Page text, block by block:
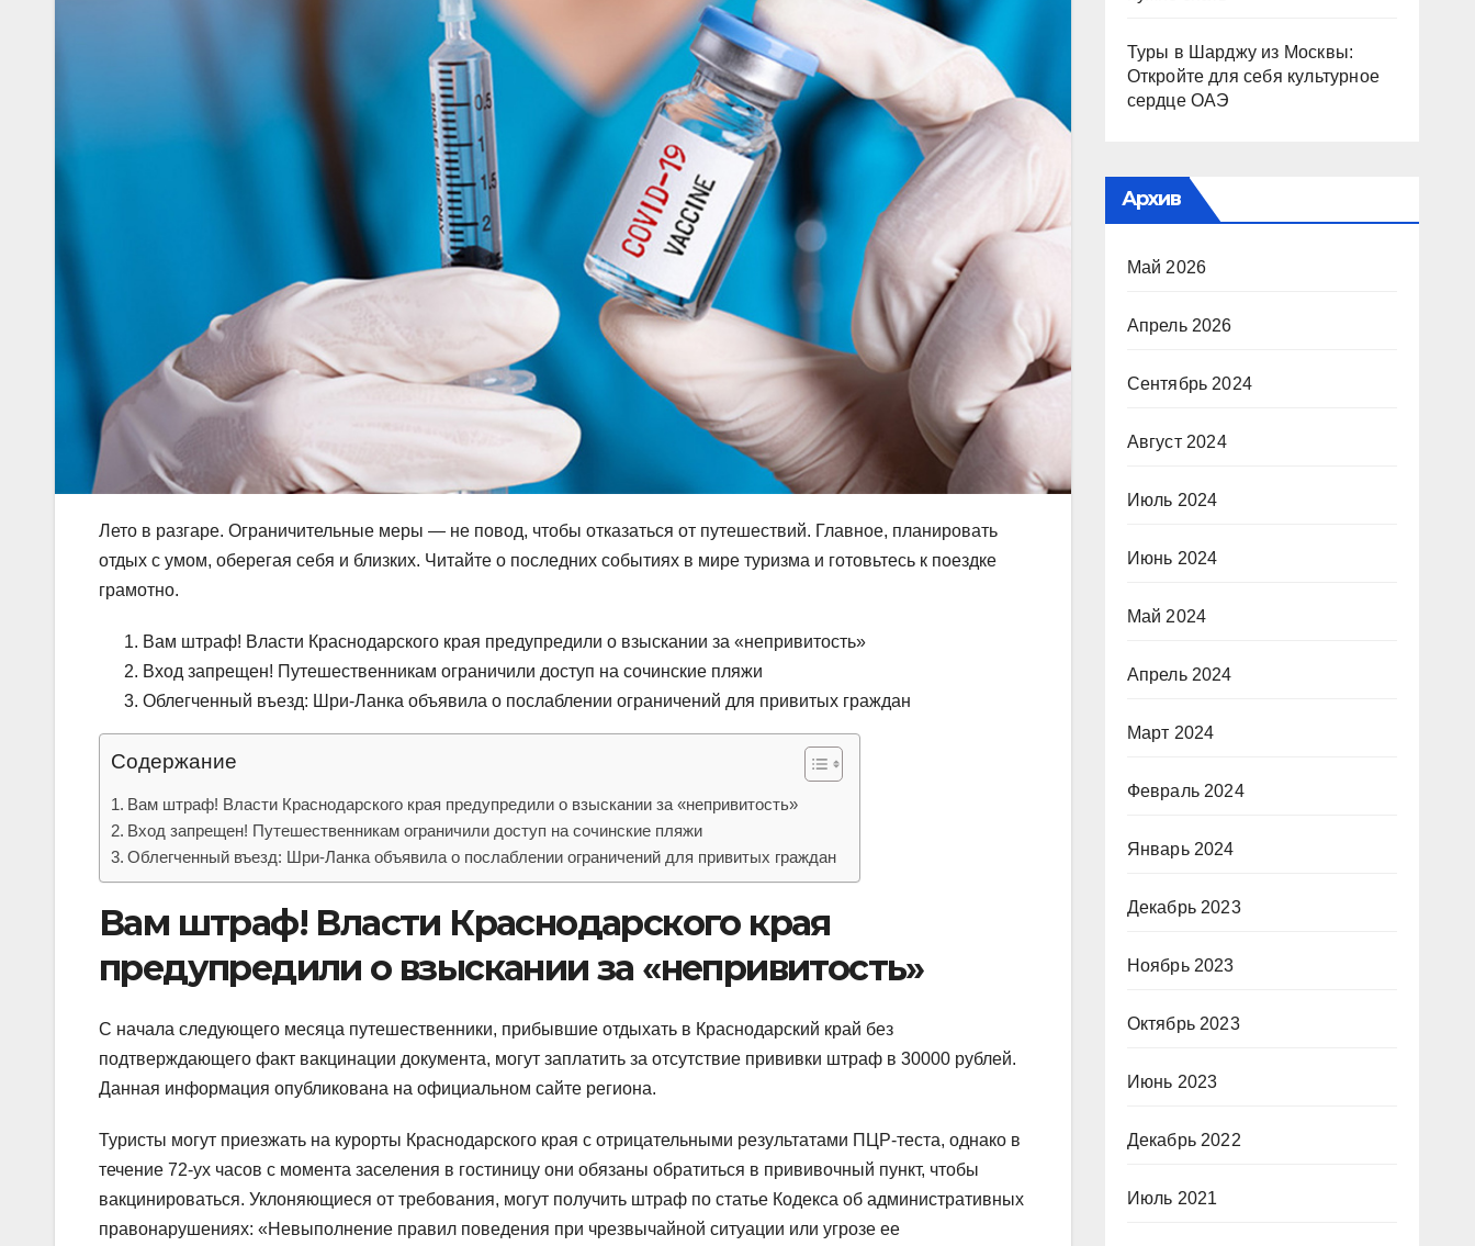
Лето в разгаре. Ограничительные меры — не повод, чтобы отказаться от путешествий. Главное, планировать
отдых с умом, оберегая себя и близких. Читайте о последних событиях в мире туризма и готовьтесь к поездке
грамотно.
Вам штраф! Власти Краснодарского края предупредили о взыскании за «непривитость»
Вход запрещен! Путешественникам ограничили доступ на сочинские пляжи
Облегченный въезд: Шри-Ланка объявила о послаблении ограничений для привитых граждан
Содержание
Вам штраф! Власти Краснодарского края предупредили о взыскании за «непривитость»
Вход запрещен! Путешественникам ограничили доступ на сочинские пляжи
Облегченный въезд: Шри-Ланка объявила о послаблении ограничений для привитых граждан
Вам штраф! Власти Краснодарского края
предупредили о взыскании за «непривитость»
С начала следующего месяца путешественники, прибывшие отдыхать в Краснодарский край без
подтверждающего факт вакцинации документа, могут заплатить за отсутствие прививки штраф в 30000 рублей.
Данная информация опубликована на официальном сайте региона.
Туристы могут приезжать на курорты Краснодарского края с отрицательными результатами ПЦР-теста, однако в
течение 72-ух часов с момента заселения в гостиницу они обязаны обратиться в прививочный пункт, чтобы
вакцинироваться. Уклоняющиеся от требования, могут получить штраф по статье Кодекса об административных
правонарушениях: «Невыполнение правил поведения при чрезвычайной ситуации или угрозе ее
Туры в Шарджу из Москвы:
Откройте для себя культурное
сердце ОАЭ
Архив
Май 2026
Апрель 2026
Сентябрь 2024
Август 2024
Июль 2024
Июнь 2024
Май 2024
Апрель 2024
Март 2024
Февраль 2024
Январь 2024
Декабрь 2023
Ноябрь 2023
Октябрь 2023
Июнь 2023
Декабрь 2022
Июль 2021